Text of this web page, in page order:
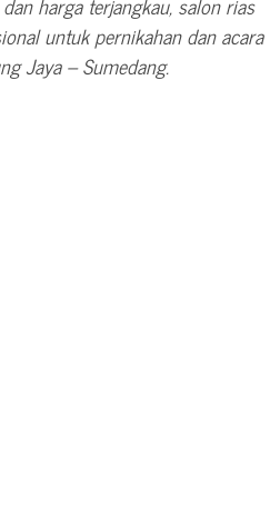
untuk pernikahan dan acara
Jaya – Sumedang.